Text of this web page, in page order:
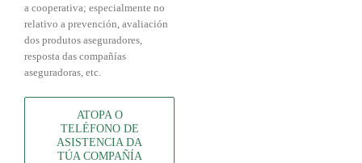
a cooperativa; especialmente no
relativo a prevención, avaliación
dos produtos aseguradores,
resposta das compañías
aseguradoras, etc.
ATOPA O
TELÉFONO DE
ASISTENCIA DA
TÚA COMPAÑÍA